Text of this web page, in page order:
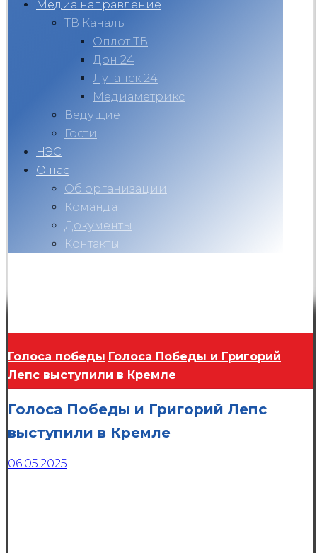
Медиа направление
ТВ Каналы
Оплот ТВ
Дон 24
Луганск 24
Медиаметрикс
Ведущие
Гости
НЭС
О нас
Об организации
Команда
Документы
Контакты
Голоса победы Голоса Победы и Григорий
Лепс выступили в Кремле
Голоса Победы и Григорий Лепс
выступили в Кремле
06.05.2025